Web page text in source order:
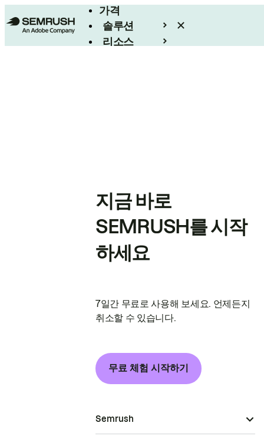
가격
솔루션
리소스
지금 바로
SEMRUSH를 시작
하세요
7일간 무료로 사용해 보세요. 언제든지
취소할 수 있습니다.
무료 체험 시작하기
Semrush